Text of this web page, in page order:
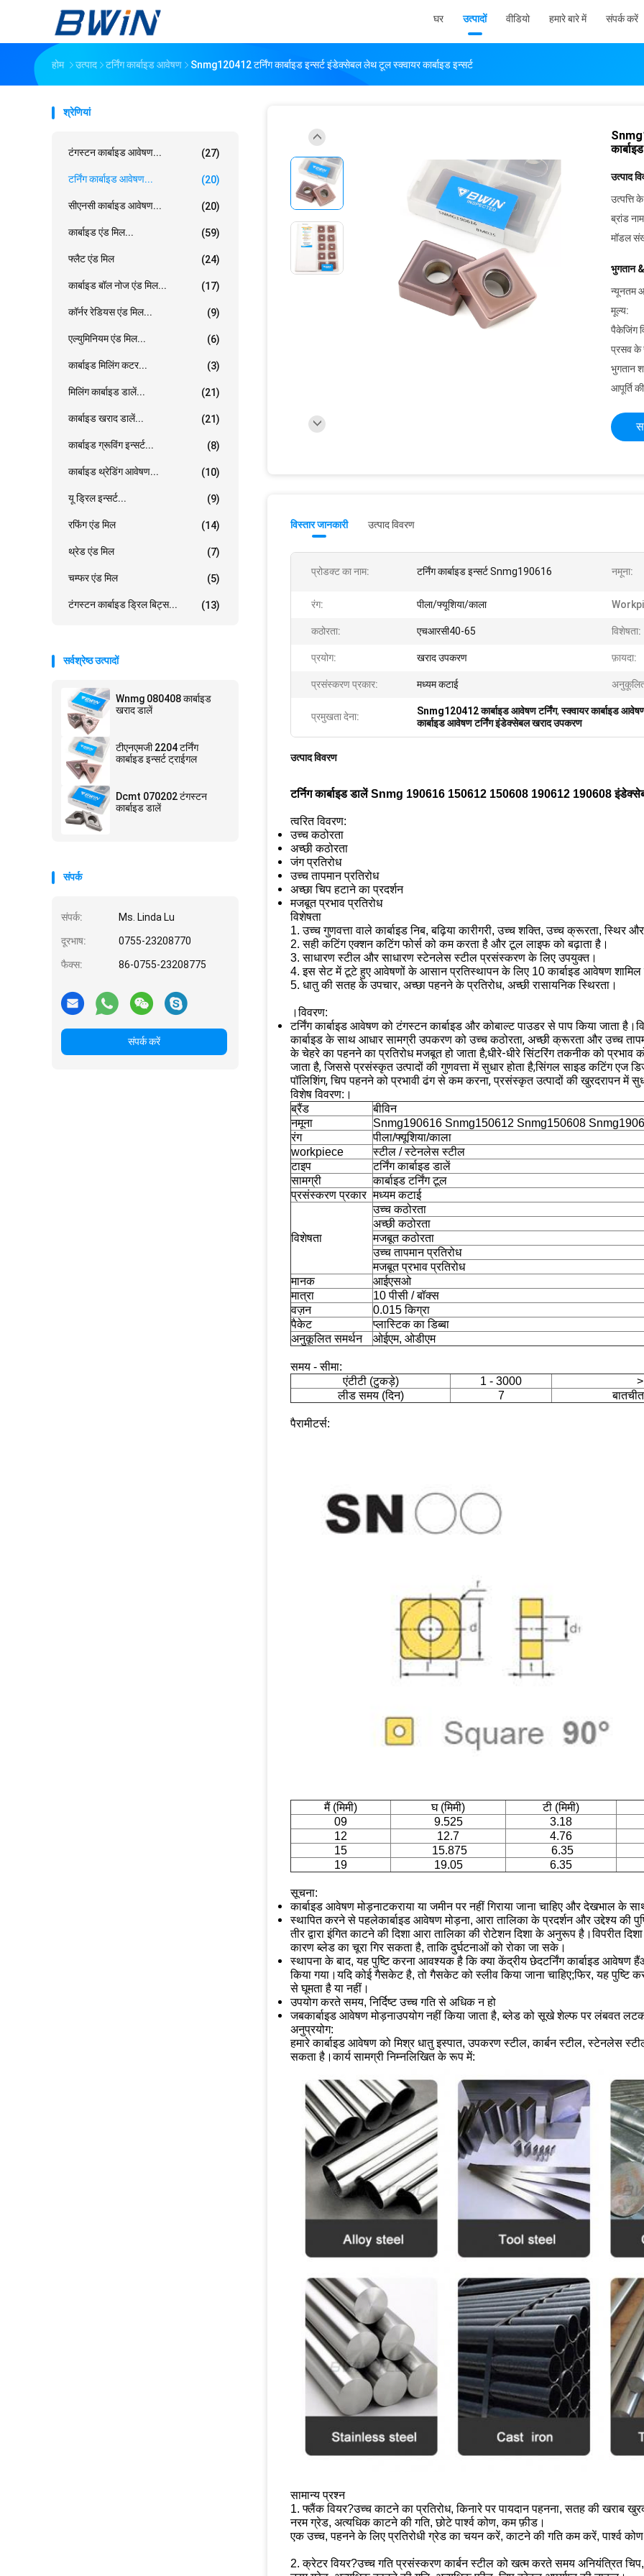
घर उत्पादों वीडियो हमारे बारे में संपर्क करें
होम उत्पाद टर्निंग कार्बाइड आवेषण Snmg120412 टर्निंग कार्बाइड इन्सर्ट इंडेक्सेबल लेथ टूल स्क्वायर कार्बाइड इन्सर्ट
श्रेणियां
टंगस्टन कार्बाइड आवेषण... (27)
टर्निंग कार्बाइड आवेषण... (20)
सीएनसी कार्बाइड आवेषण... (20)
कार्बाइड एंड मिल... (59)
फ्लैट एंड मिल (24)
कार्बाइड बॉल नोज एंड मिल... (17)
कॉर्नर रेडियस एंड मिल... (9)
एल्युमिनियम एंड मिल... (6)
कार्बाइड मिलिंग कटर... (3)
मिलिंग कार्बाइड डालें... (21)
कार्बाइड खराद डालें... (21)
कार्बाइड ग्रूविंग इन्सर्ट... (8)
कार्बाइड थ्रेडिंग आवेषण... (10)
यू ड्रिल इन्सर्ट... (9)
रफिंग एंड मिल (14)
थ्रेड एंड मिल (7)
चम्फर एंड मिल (5)
टंगस्टन कार्बाइड ड्रिल बिट्स... (13)
सर्वश्रेष्ठ उत्पादों
Wnmg 080408 कार्बाइड
खराद डालें
टीएनएमजी 2204 टर्निंग
कार्बाइड इन्सर्ट ट्राईगल
Dcmt 070202 टंगस्टन
कार्बाइड डालें
संपर्क
संपर्क: Ms. Linda Lu
दूरभाष: 0755-23208770
फैक्स: 86-0755-23208775
संपर्क करें
उत्पाद
उत्पत्ति
ब्रांड
मॉडल
भुगतान
न्यूनतम
मूल्य:
पैकेजिंग
प्रसव के
भुगतान
आपूर्ति
विस्तार जानकारी उत्पाद विवरण
प्रोडक्ट का नाम: टर्निंग कार्बाइड इन्सर्ट Snmg190616 नमूना:
रंग: पीला/फ्यूशिया/काला
कठोरता: एचआरसी40-65 विशेषता:
प्रयोग: खराद उपकरण फ़ायदा:
प्रसंस्करण प्रकार: मध्यम कटाई
प्रमुखता देना: Snmg120412 कार्बाइड आवेषण टर्निंग,स्क्वायर कार्बाइड
कार्बाइड आवेषण टर्निंग इंडेक्सेबल खराद उपकरण
उत्पाद विवरण
टर्निग कार्बाइड डालें Snmg 190616 150612 150608 190612 190608
त्वरित विवरण:
उच्च कठोरता
अच्छी कठोरता
जंग प्रतिरोध
उच्च तापमान प्रतिरोध
अच्छा चिप हटाने का प्रदर्शन
मजबूत प्रभाव प्रतिरोध
विशेषता
1. उच्च गुणवत्ता वाले कार्बाइड निब, बढ़िया कारीगरी, उच्च शक्ति, उच्च क्रूरता, स्थिर
2. सही कटिंग एक्शन कटिंग फोर्स को कम करता है और टूल लाइफ को बढ़ाता है।
3. साधारण स्टील और साधारण स्टेनलेस स्टील प्रसंस्करण के लिए उपयुक्त।
4. इस सेट में टूटे हुए आवेषणों के आसान प्रतिस्थापन के लिए 10 कार्बाइड आवेषण शामिल
5. धातु की सतह के उपचार, अच्छा पहनने के प्रतिरोध, अच्छी रासायनिक स्थिरता।
।विवरण:
टर्निंग कार्बाइड आवेषण को टंगस्टन कार्बाइड और कोबाल्ट पाउडर से पाप किया जाता
कार्बाइड के साथ आधार सामग्री उपकरण को उच्च कठोरता, अच्छी क्रूरता और उच्च
के चेहरे का पहनने का प्रतिरोध मजबूत हो जाता है;धीरे-धीरे सिंटरिंग तकनीक को
जाता है, जिससे प्रसंस्कृत उत्पादों की गुणवत्ता में सुधार होता है;सिंगल साइड कटिंग एज
पॉलिशिंग, चिप पहनने को प्रभावी ढंग से कम करना, प्रसंस्कृत उत्पादों की खुरदरापन में
विशेष विवरण: ।
ब्रैंड
बीविन
नमूना
Snmg190616 Snmg150612 Snmg150608
रंग
पीला/फ्यूशिया/काला
workpiece
स्टील / स्टेनलेस स्टील
टाइप
टर्निंग कार्बाइड डालें
सामग्री
कार्बाइड टर्निंग टूल
प्रसंस्करण प्रकार मध्यम कटाई
विशेषता
उच्च कठोरता
अच्छी कठोरता
मजबूत कठोरता
उच्च तापमान प्रतिरोध
मजबूत प्रभाव प्रतिरोध
मानक
आईएसओ
मात्रा
10 पीसी / बॉक्स
वज़न
0.015 किग्रा
पैकेट
प्लास्टिक का डिब्बा
अनुकूलित समर्थन
ओईएम, ओडीएम
समय - सीमा:
एंटीटी (टुकड़े)
1 - 3000
लीड समय (दिन)
7
पैरामीटर्स:
मैं (मिमी) घ (मिमी) टी (मिमी)
09
9.525 3.18
12
12.7 4.76
15
15.875 6.35
19
19.05 6.35
सूचना:
कार्बाइड आवेषण मोड़नाटकराया या जमीन पर नहीं गिराया जाना चाहिए और देखभाल के
स्थापित करने से पहलेकार्बाइड आवेषण मोड़ना, आरा तालिका के प्रदर्शन और उद्देश्य की
तीर द्वारा इंगित काटने की दिशा आरा तालिका की रोटेशन दिशा के अनुरूप है।विपरीत
कारण ब्लेड का चूरा गिर सकता है, ताकि दुर्घटनाओं को रोका जा सके।
स्थापना के बाद, यह पुष्टि करना आवश्यक है कि क्या केंद्रीय छेदटर्निंग कार्बाइड आवेषण हैं
किया गया।यदि कोई गैसकेट है, तो गैसकेट को स्लीव किया जाना चाहिए;फिर, यह
से घूमता है या नहीं।
उपयोग करते समय, निर्दिष्ट उच्च गति से अधिक न हो
जबकार्बाइड आवेषण मोड़नाउपयोग नहीं किया जाता है, ब्लेड को सूखे शेल्फ पर लंबवत
अनुप्रयोग:
हमारे कार्बाइड आवेषण को मिश्र धातु इस्पात, उपकरण स्टील, कार्बन स्टील, स्टेनलेस
सकता है।कार्य सामग्री निम्नलिखित के रूप में:
सामान्य प्रश्न
1. फ्लैंक वियर?उच्च काटने का प्रतिरोध, किनारे पर पायदान पहनना, सतह की खराब
नरम ग्रेड, अत्यधिक काटने की गति, छोटे पार्श्व कोण, कम फ़ीड।
एक उच्च, पहनने के लिए प्रतिरोधी ग्रेड का चयन करें, काटने की गति कम करें, पार्श्व कोण
2. क्रेटर वियर?उच्च गति प्रसंस्करण कार्बन स्टील को खत्म करते समय अनियंत्रित